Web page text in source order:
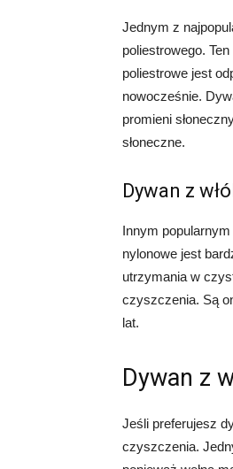
Jednym z
poliestrowego.
poliestrowe jest
nowocześnie.
promieni
słoneczne.
Dywan z
Innym
nylonowe jest
utrzymania w
czyszczenia. Są
lat.
Dywan z
Jeśli preferujesz
czyszczenia.